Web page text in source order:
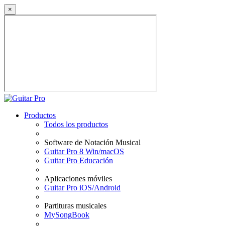
×
Productos
Todos los productos
Software de Notación Musical
Guitar Pro 8 Win/macOS
Guitar Pro Educación
Aplicaciones móviles
Guitar Pro iOS/Android
Partituras musicales
MySongBook